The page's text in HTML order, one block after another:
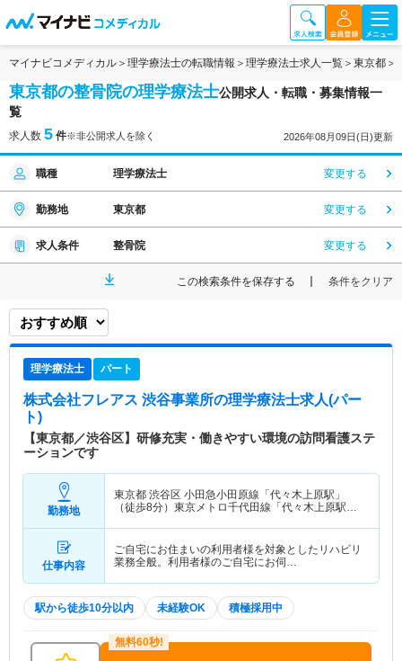
マイナビコメディカル 理学療法士の転職情報 理学療法士求人一覧 東京都
東京都の整骨院の理学療法士公開求人・転職・募集情報一
覧
求人数 5 件※非公開求人を除く 2026年08月09日(日)更新
職種 理学療法士 変更する
勤務地 東京都 変更する
求人条件 整骨院 変更する
この検索条件を保存する 条件をクリア
理学療法士 パート
株式会社フレアス 渋谷事業所の理学療法士求人(パー
ト)
【東京都／渋谷区】研修充実・働きやすい環境の訪問看護ステ
ーションです
勤務地
東京都 渋谷区 小田急小田原線「代々木上原駅」
（徒歩8分）東京メトロ千代田線「代々木上原駅」
仕事内容
ご自宅にお住まいの利用者様を対象としたリハビリ
業務全般。利用者様のご自宅にお伺…
駅から徒歩10分以内 未経験OK 積極採用中